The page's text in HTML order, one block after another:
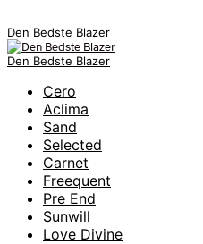
Den Bedste Blazer
Den Bedste Blazer
Cero
Aclima
Sand
Selected
Carnet
Freequent
Pre End
Sunwill
Love Divine